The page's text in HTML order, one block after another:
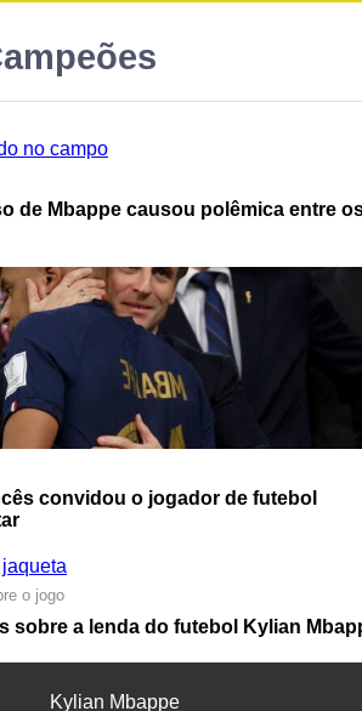
de Mbappe causou polêmica entre
convidou o jogador de futebol
o jogo
sobre a lenda do futebol Kylian
Kylian Mbappe